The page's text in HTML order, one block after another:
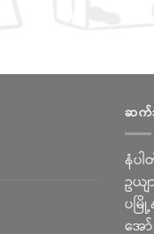
ဆက်
နံပါ
ဥယ
ပမ
အေ